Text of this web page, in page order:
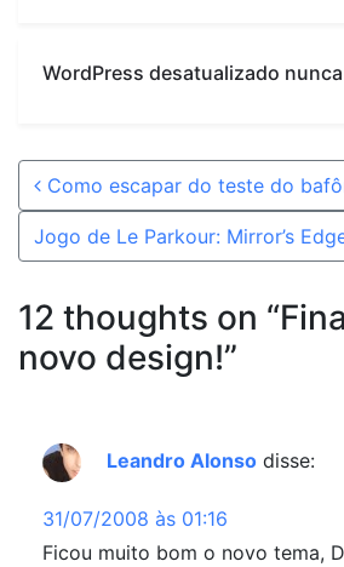
WordPress desatualizado
Post navigation
Como escapar do teste do
Jogo de Le Parkour: Mirror’s
12 thoughts on “
novo design!”
Leandro Alonso disse:
31/07/2008 às 01:16
Ficou muito bom o novo tema,